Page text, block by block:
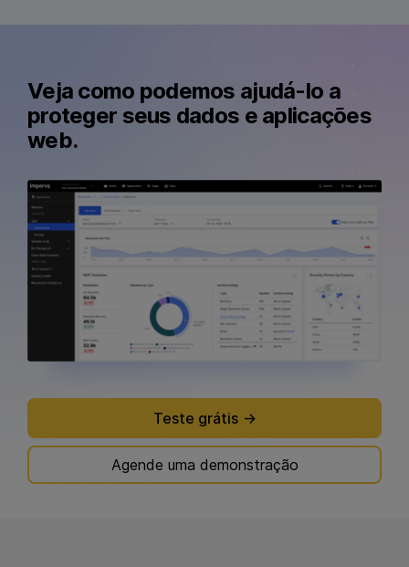
Veja como podemos ajudá-lo a
proteger seus dados e aplicações
web.
Teste grátis
Agende uma demonstração